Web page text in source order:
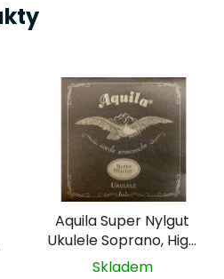
Aquila Super Nylgut
Ukulele Soprano, High
G 100 U - struny pro
Skladem